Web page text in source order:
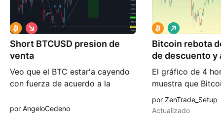
Short BTCUSD presion de
venta
Veo que el BTC estar'a cayendo
con fuerza de acuerdo a la
actualmente. La resistencia diaria
C
o
r
t
o
por AngeloCedeno
Bitcoin rebota
de descuento y
cerca
El gráfico de 4
muestra que
de una clara
de prima/
L
a
r
g
o
por ZenTrade_Setup
Actualizado